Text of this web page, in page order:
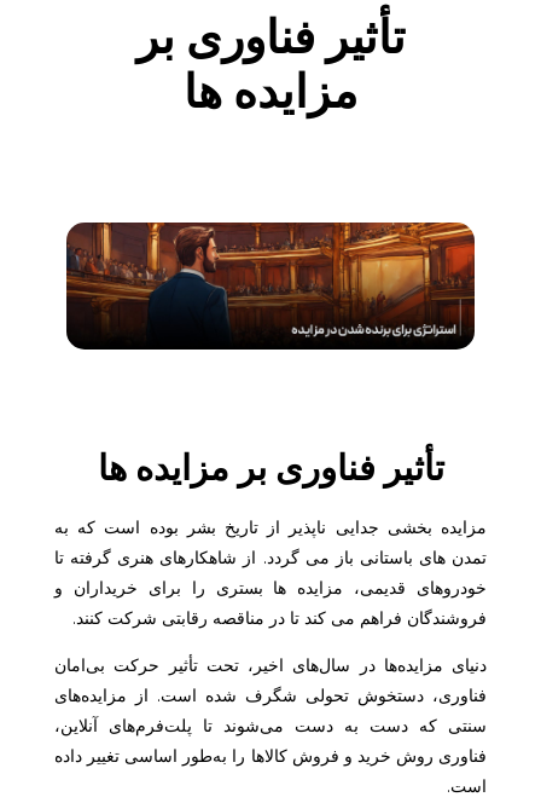
تأثیر فناوری بر
مزایده ها
تأثیر فناوری بر مزایده ها
مزایده بخشی جدایی ناپذیر از تاریخ بشر بوده است که به
تمدن های باستانی باز می گردد. از شاهکارهای هنری گرفته تا
خودروهای قدیمی، مزایده ها بستری را برای خریداران و
فروشندگان فراهم می کند تا در مناقصه رقابتی شرکت کنند.
دنیای مزایده‌ها در سال‌های اخیر، تحت تأثیر حرکت بی‌امان
فناوری، دستخوش تحولی شگرف شده است. از مزایده‌های
سنتی که دست به دست می‌شوند تا پلت‌فرم‌های آنلاین،
فناوری روش خرید و فروش کالاها را به‌طور اساسی تغییر داده
است.